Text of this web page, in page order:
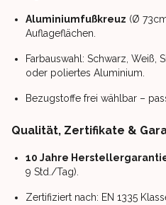
Aluminiumfußkreuz (Ø
Auflageflächen.
Farbauswahl: Schwarz, Weiß,
oder poliertes Aluminium.
Bezugstoffe frei wählbar –
Qualität, Zertifikate &
10 Jahre
9 Std./Tag).
Zertifiziert nach: EN 1335